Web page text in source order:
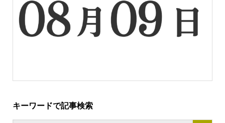
キーワードで記事検索